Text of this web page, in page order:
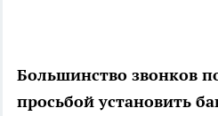
Большинство звонков
просьбой установить